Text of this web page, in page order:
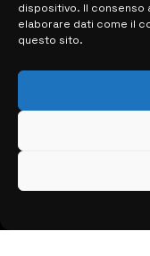
dispositivo. Il
elaborare dati come il
questo sito.
> NOTIZIE